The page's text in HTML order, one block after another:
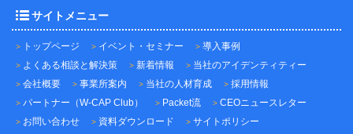
サイトメニュー
トップページ イベント・セミナー
導入事例
よくある相談と解決策
新着情報
当社のアイデンティティー
会社概要
事業所案内 当社の人材育成
採用情報
パートナー（W-CAP Club）
Packet流
CEOニュースレター
お問い合わせ
資料ダウンロード
サイトポリシー